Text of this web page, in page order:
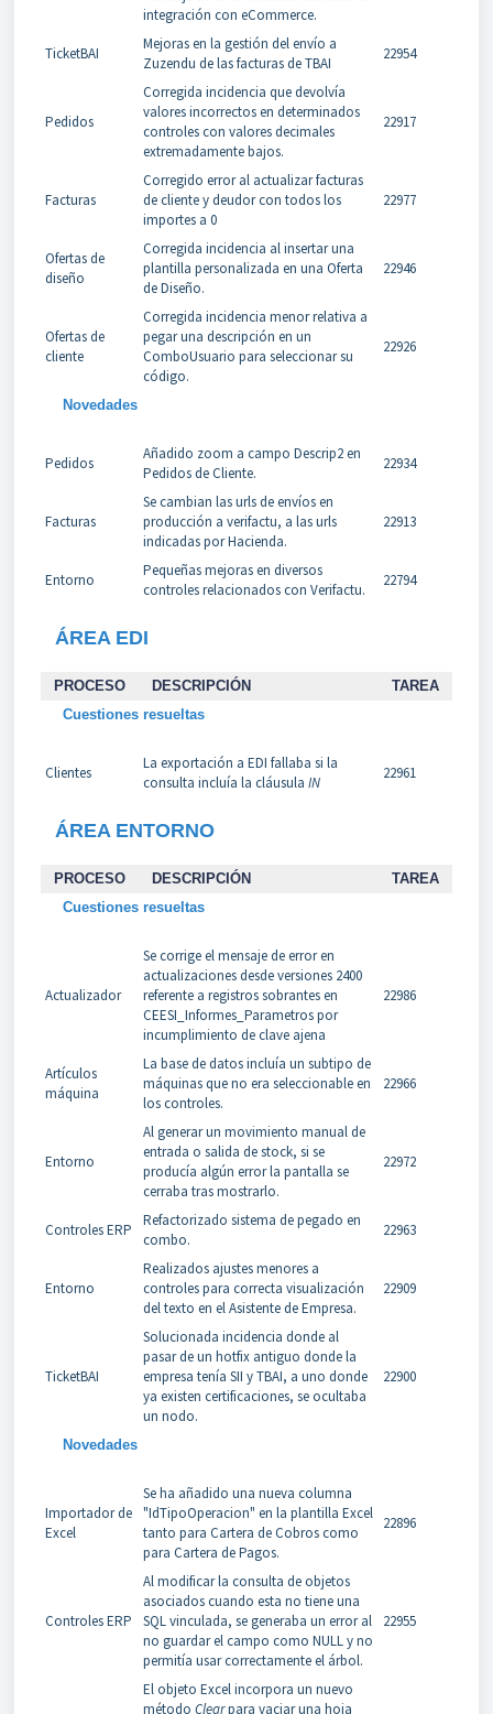
integración con eCommerce.
TicketBAI
Mejoras en la gestión del envío a
Zuzendu de las facturas de TBAI
22954
Pedidos
Corregida incidencia que devolvía
valores incorrectos en determinados
controles con valores decimales
extremadamente bajos.
22917
Facturas
Corregido error al actualizar facturas
de cliente y deudor con todos los
importes a 0
22977
Ofertas de
diseño
Corregida incidencia al insertar una
plantilla personalizada en una Oferta
de Diseño.
22946
Ofertas de
cliente
Corregida incidencia menor relativa a
pegar una descripción en un
ComboUsuario para seleccionar su
código.
22926
Novedades
Pedidos
Añadido zoom a campo Descrip2 en
Pedidos de Cliente.
22934
Facturas
Se cambian las urls de envíos en
producción a verifactu, a las urls
indicadas por Hacienda.
22913
Entorno
Pequeñas mejoras en diversos
controles relacionados con Verifactu.
22794
ÁREA EDI
PROCESO DESCRIPCIÓN
TAREA
Cuestiones resueltas
Clientes
La exportación a EDI fallaba si la
consulta incluía la cláusula IN
22961
ÁREA ENTORNO
PROCESO DESCRIPCIÓN
TAREA
Cuestiones resueltas
Actualizador
Se corrige el mensaje de error en
actualizaciones desde versiones 2400
referente a registros sobrantes en
CEESI_Informes_Parametros por
incumplimiento de clave ajena
22986
Artículos
máquina
La base de datos incluía un subtipo de
máquinas que no era seleccionable en
los controles.
22966
Entorno
Al generar un movimiento manual de
entrada o salida de stock, si se
producía algún error la pantalla se
cerraba tras mostrarlo.
22972
Controles ERP
Refactorizado sistema de pegado en
combo.
22963
Entorno
Realizados ajustes menores a
controles para correcta visualización
del texto en el Asistente de Empresa.
22909
TicketBAI
Solucionada incidencia donde al
pasar de un hotfix antiguo donde la
empresa tenía SII y TBAI, a uno donde
ya existen certificaciones, se ocultaba
un nodo.
22900
Novedades
Importador de
Excel
Se ha añadido una nueva columna
"IdTipoOperacion" en la plantilla Excel
tanto para Cartera de Cobros como
para Cartera de Pagos.
22896
Controles ERP
Al modificar la consulta de objetos
asociados cuando esta no tiene una
SQL vinculada, se generaba un error al
no guardar el campo como NULL y no
permitía usar correctamente el árbol.
22955
El objeto Excel incorpora un nuevo
método Clearpara vaciar una hoja